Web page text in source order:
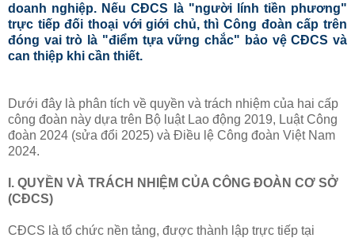
doanh nghiệp. Nếu CĐCS là "người lính tiền phương"
trực tiếp đối thoại với giới chủ, thì Công đoàn cấp trên
đóng vai trò là "điểm tựa vững chắc" bảo vệ CĐCS và
can thiệp khi cần thiết.
Dưới đây là phân tích về quyền và trách nhiệm của hai cấp
công đoàn này dựa trên Bộ luật Lao động 2019, Luật Công
đoàn 2024 (sửa đổi 2025) và Điều lệ Công đoàn Việt Nam
2024.
I. QUYỀN VÀ TRÁCH NHIỆM CỦA CÔNG ĐOÀN CƠ SỞ
(CĐCS)
CĐCS là tổ chức nền tảng, được thành lập trực tiếp tại